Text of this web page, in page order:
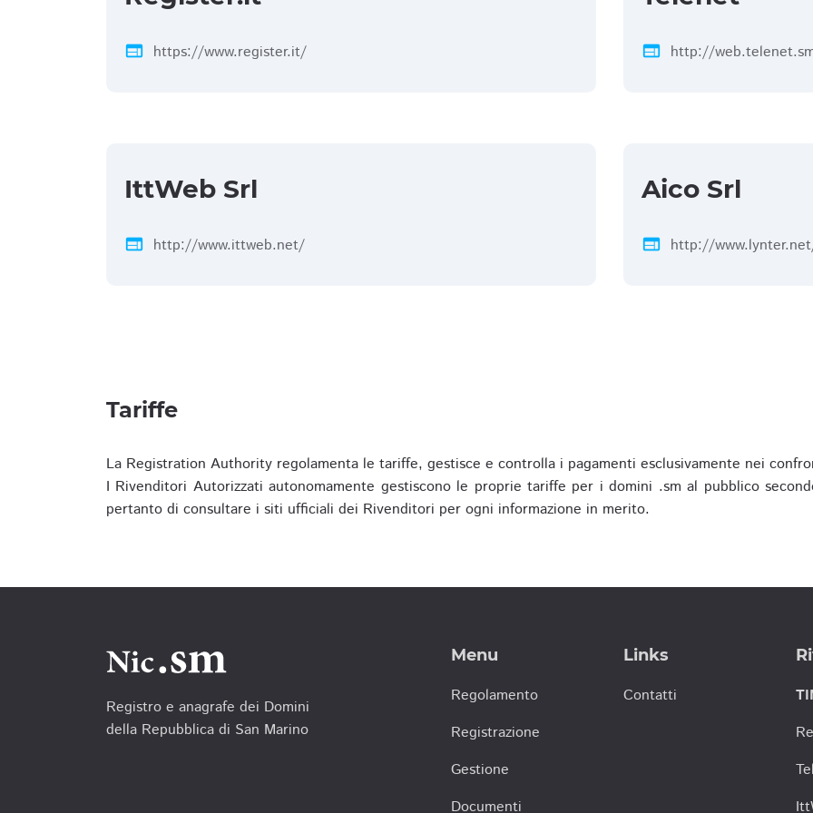
web https://www.register.it/ web http://
IttWeb Srl
web http://www.ittweb.net/
Aico Srl
web http://
Tariffe
La Registration Authority regolamenta le tariffe, gestisce e controlla i pagamenti esclusivamente nei
I Rivenditori Autorizzati autonomamente gestiscono le proprie tariffe per i domini .sm al pubblico
pertanto di consultare i siti ufficiali dei Rivenditori per ogni informazione in merito.
Registro e anagrafe dei Domini
della Repubblica di San Marino
Menu
Regolamento
Registrazione
Gestione
Documenti
Links
Contatti